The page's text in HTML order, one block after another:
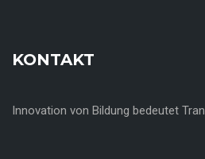
KONTAKT
Innovation von Bildung bedeutet